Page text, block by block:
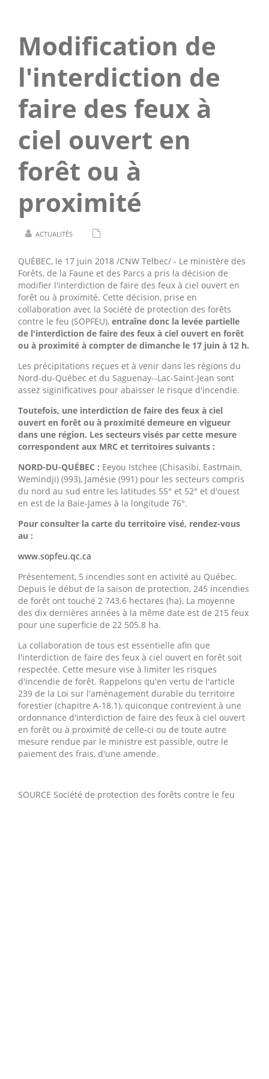
Modification de
l'interdiction de
faire des feux à
ciel ouvert en
forêt ou à
proximité
ACTUALITÉS
QUÉBEC, le 17 juin 2018 /CNW Telbec/ - Le ministère des
Forêts, de la Faune et des Parcs a pris la décision de
modifier l'interdiction de faire des feux à ciel ouvert en
forêt ou à proximité. Cette décision, prise en
collaboration avec la Société de protection des forêts
contre le feu (SOPFEU), entraîne donc la levée partielle
de l'interdiction de faire des feux à ciel ouvert en forêt
ou à proximité à compter de dimanche le 17 juin à 12 h.
Les précipitations reçues et à venir dans les régions du
Nord-du-Québec et du Saguenay--Lac-Saint-Jean sont
assez siginificatives pour abaisser le risque d'incendie.
Toutefois, une interdiction de faire des feux à ciel
ouvert en forêt ou à proximité demeure en vigueur
dans une région. Les secteurs visés par cette mesure
correspondent aux MRC et territoires suivants :
NORD-DU-QUÉBEC : Eeyou Istchee (Chisasibi, Eastmain,
Wemindji) (993), Jamésie (991) pour les secteurs compris
du nord au sud entre les latitudes 55° et 52° et d'ouest
en est de la Baie-James à la longitude 76°.
Pour consulter la carte du territoire visé, rendez-vous
au :
www.sopfeu.qc.ca
Présentement, 5 incendies sont en activité au Québec.
Depuis le début de la saison de protection, 245 incendies
de forêt ont touché 2 743.6 hectares (ha). La moyenne
des dix dernières années à la même date est de 215 feux
pour une superficie de 22 505.8 ha.
La collaboration de tous est essentielle afin que
l'interdiction de faire des feux à ciel ouvert en forêt soit
respectée. Cette mesure vise à limiter les risques
d'incendie de forêt. Rappelons qu'en vertu de l'article
239 de la Loi sur l'aménagement durable du territoire
forestier (chapitre A-18.1), quiconque contrevient à une
ordonnance d'interdiction de faire des feux à ciel ouvert
en forêt ou à proximité de celle-ci ou de toute autre
mesure rendue par le ministre est passible, outre le
paiement des frais, d'une amende.
SOURCE Société de protection des forêts contre le feu